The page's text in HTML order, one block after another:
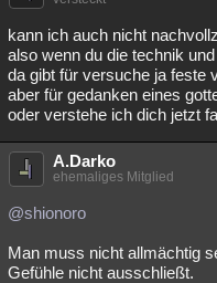
kann ich auch nicht
also wenn du die technik
da gibt für versuche ja feste
aber für gedanken eines
oder verstehe ich dich jetzt
A.Darko
ehemaliges Mitglied
@shionoro
Man muss nicht allmächtig
Gefühle nicht ausschließt.